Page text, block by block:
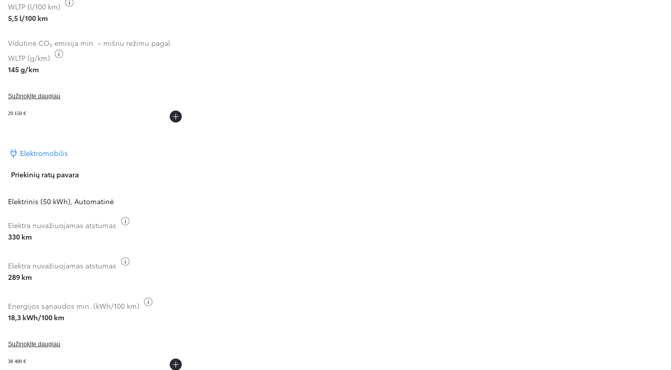
WLTP (l/100 km)
5,5 l/100 km
Vidutinė CO₂ emisija min. – mišriu režimu pagal
WLTP (g/km)
145 g/km
Sužinokite daugiau
29 150 €
Elektromobilis
Priekinių ratų pavara
Elektrinis (50 kWh), Automatinė
Elektra nuvažiuojamas atstumas
330 km
Elektra nuvažiuojamas atstumas
289 km
Energijos sąnaudos min. (kWh/100 km)
18,3 kWh/100 km
Sužinokite daugiau
38 400 €